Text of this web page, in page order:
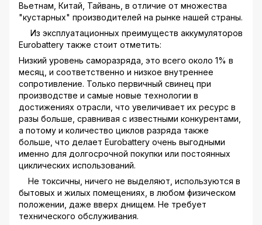
Вьетнам, Китай, Тайвань, в отличие от множества
"кустарных" производителей на рынке нашей страны.
Из эксплуатационных преимуществ аккумуляторов
Eurobattery также стоит отметить:
Низкий уровень саморазряда, это всего около 1% в
месяц, и соответственно и низкое внутреннее
сопротивление. Только первичный свинец при
производстве и самые новые технологии в
достижениях отрасли, что увеличивает их ресурс в
разы больше, сравнивая с известными конкурентами,
а потому и количество циклов разряда также
больше, что делает Eurobattery очень выгодными
именно для долгосрочной покупки или постоянных
циклических использований.
Не токсичны, ничего не выделяют, используются в
бытовых и жилых помещениях, в любом физическом
положении, даже вверх днищем. Не требует
технического обслуживания.